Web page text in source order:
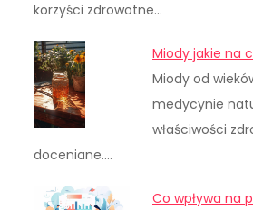
korzyści zdrowotne…
Miody jakie na
Miody od
medycynie
właściwości
doceniane.…
Co wpływa na